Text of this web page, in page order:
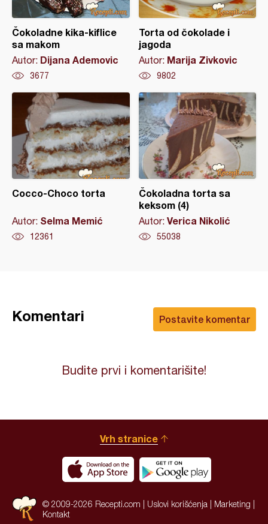
Čokoladne kika-kiflice
sa makom
Autor: Dijana Ademovic
3677
Torta od čokolade i
jagoda
Autor: Marija Zivkovic
9802
Cocco-Choco torta
Autor: Selma Memić
12361
Čokoladna torta sa
keksom (4)
Autor: Verica Nikolić
55038
Postavite komentar
Komentari
Budite prvi i komentarišite!
Vrh stranice
© 2009-2026 Recepti.com | Uslovi korišćenja Marketing
Kontakt